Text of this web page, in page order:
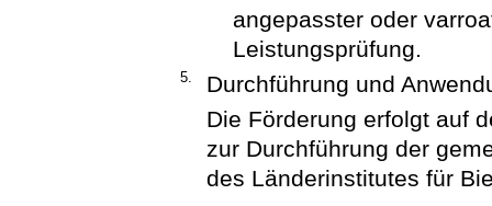
angepasster oder
Leistungsprüfung.
5.
Durchführung und
Die Förderung erfolgt auf
zur Durchführung der
des Länderinstitutes für